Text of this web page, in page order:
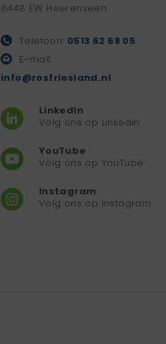
8448 EW Heerenveen
Telefoon: 0513 62 68 05
E-mail:
info@rosfriesland.nl
LinkedIn
Volg ons op Linkedin
YouTube
Volg ons op YouTube
Instagram
Volg ons op Instagram